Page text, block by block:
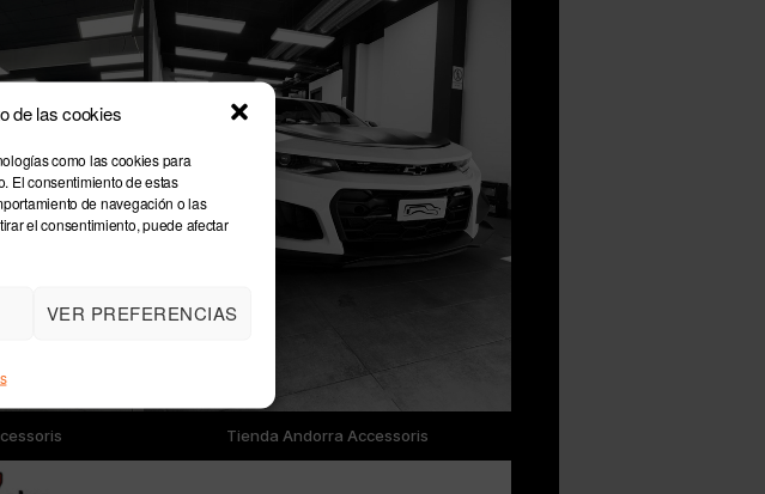
de las cookies
como las cookies para
El consentimiento de estas
de navegación o las
el consentimiento, puede afectar
VER PREFERENCIAS
Tienda Andorra Accessoris